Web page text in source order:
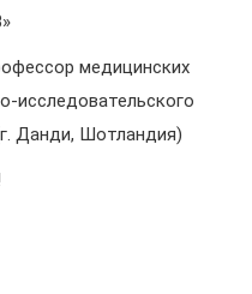
медицинских
исследовательского
Данди, Шотландия)